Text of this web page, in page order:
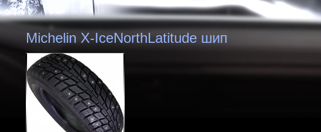
Michelin X-IceNorthLatitude шип